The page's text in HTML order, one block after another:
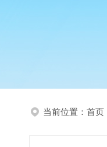
当前位置： 首页